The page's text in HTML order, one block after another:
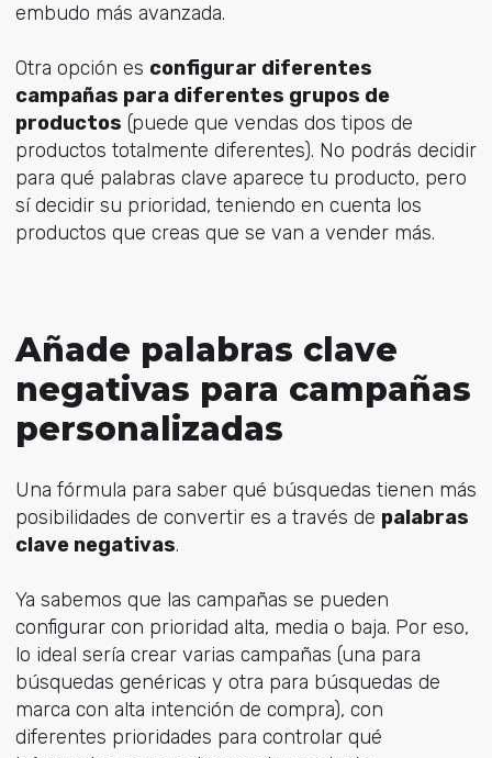
embudo más avanzada.
Otra opción es configurar diferentes
campañas para diferentes grupos de
productos (puede que vendas dos tipos de
productos totalmente diferentes). No podrás decidir
para qué palabras clave aparece tu producto, pero
sí decidir su prioridad, teniendo en cuenta los
productos que creas que se van a vender más.
Añade palabras clave
negativas para campañas
personalizadas
Una fórmula para saber qué búsquedas tienen más
posibilidades de convertir es a través de palabras
clave negativas.
Ya sabemos que las campañas se pueden
configurar con prioridad alta, media o baja. Por eso,
lo ideal sería crear varias campañas (una para
búsquedas genéricas y otra para búsquedas de
marca con alta intención de compra), con
diferentes prioridades para controlar qué